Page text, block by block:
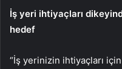
İş yeri ihtiyaçları
hedef
“İş yerinizin ihtiyaçları için